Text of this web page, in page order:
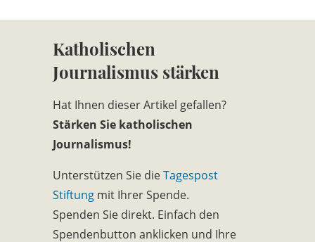
Katholischen
Journalismus stärken
Hat Ihnen dieser Artikel gefallen?
Stärken Sie katholischen
Journalismus!
Unterstützen Sie dieTagespost
Stiftung mit Ihrer Spende.
Spenden Sie direkt. Einfach den
Spendenbutton anklicken und Ihre